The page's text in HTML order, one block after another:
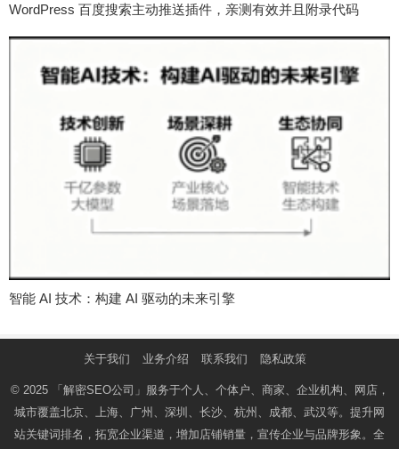
WordPress 百度搜索主动推送插件，亲测有效并且附录代码
智能 AI 技术：构建 AI 驱动的未来引擎
关于我们 业务介绍 联系我们 隐私政策
© 2025 「解密SEO公司」 服务于个人、个体户、商家、企业机构、网店，
城市覆盖北京、上海、广州、深圳、长沙、杭州、成都、武汉等。提升网
站关键词排名，拓宽企业渠道，增加店铺销量，宣传企业与品牌形象。全